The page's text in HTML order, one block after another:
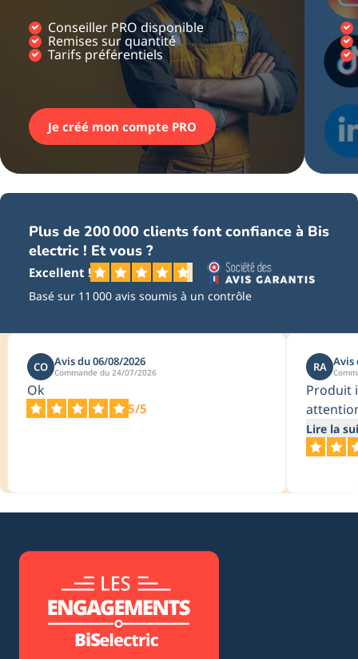
Conseiller PRO disponible
Remises sur quantité
Tarifs préférentiels
Je créé mon compte PRO
Plus de 200 000 clients font confiance à Bis
electric ! Et vous ?
Excellent !
Basé sur 11 000 avis soumis à un contrôle
CO Avis du 06/08/2026
Commande du 24/07/2026
Ok
5/5
RA Avis
Produit
Lire la